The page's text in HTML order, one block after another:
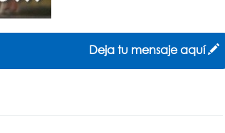
Deja tu mensaje aquí